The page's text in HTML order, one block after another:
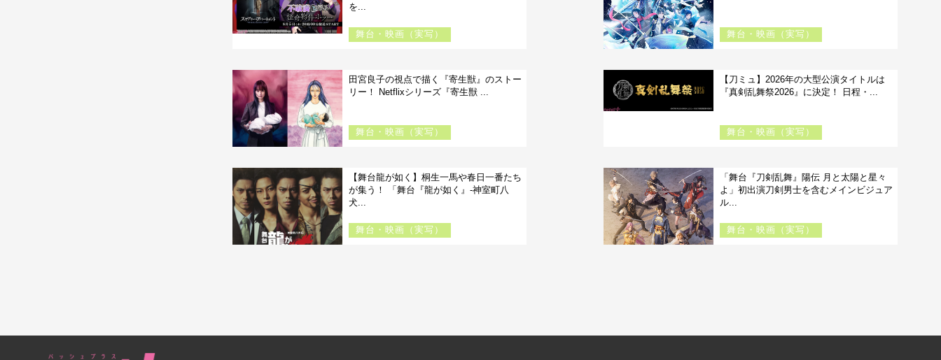
を...
舞台・映画（実写） 舞台・映画（実写）
田宮良子の視点で描く『寄生獣』のストー
リー！ Netflixシリーズ『寄生獣 ...
舞台・映画（実写）
【刀ミュ】2026年の大型公演タイトルは
『真剣乱舞祭2026』に決定！ 日程・...
舞台・映画（実写）
【舞台龍が如く】桐生一馬や春日一番たち
が集う！ 「舞台『龍が如く』-神室町八
犬...
舞台・映画（実写）
「舞台『刀剣乱舞』陽伝 月と太陽と星々
よ」初出演刀剣男士を含むメインビジュア
ル...
舞台・映画（実写）